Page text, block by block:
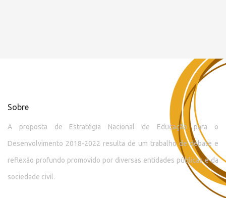
Sobre
A proposta de Estratégia Nacional de Educação para o
Desenvolvimento 2018-2022 resulta de um trabalho de debate e
reflexão profundo promovido por diversas entidades públicas e da
sociedade civil.